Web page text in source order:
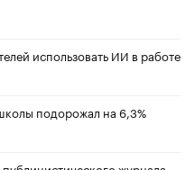
использовать ИИ в работе
подорожал на 6,3%